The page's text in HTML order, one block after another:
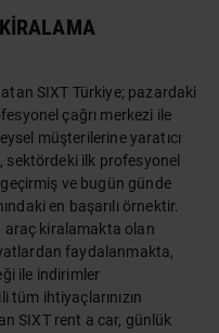
SIXT Türkiye; pazardaki
çağrı merkezi ile
müşterilerine yaratıcı
sektördeki ilk profesyonel
ve bugün günde
en başarılı örnektir.
araç kiralamakta olan
faydalanmakta,
ile indirimler
tüm ihtiyaçlarınızın
SIXT rent a car, günlük